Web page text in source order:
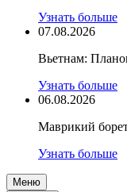
Узнать больше
07.08.2026
Вьетнам:
Узнать больше
06.08.2026
Маврикий
Узнать больше
Меню